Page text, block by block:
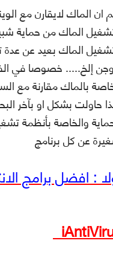
ان الماك لايقارن مع
الماك من حماية
الماك بعيد عن
إلخ..... خصوصا في
بالماك مقارنة مع
حاولت بشكل او بآخر
والخاصة بأنظمة
عن كل برنامج
: افضل برامج